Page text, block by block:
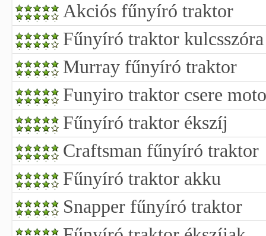
Akciós fűnyíró traktor
Fűnyíró traktor
Murray fűnyíró traktor
Funyiro traktor csere
Fűnyíró traktor ékszíj
Craftsman fűnyíró traktor
Fűnyíró traktor akku
Snapper fűnyíró traktor